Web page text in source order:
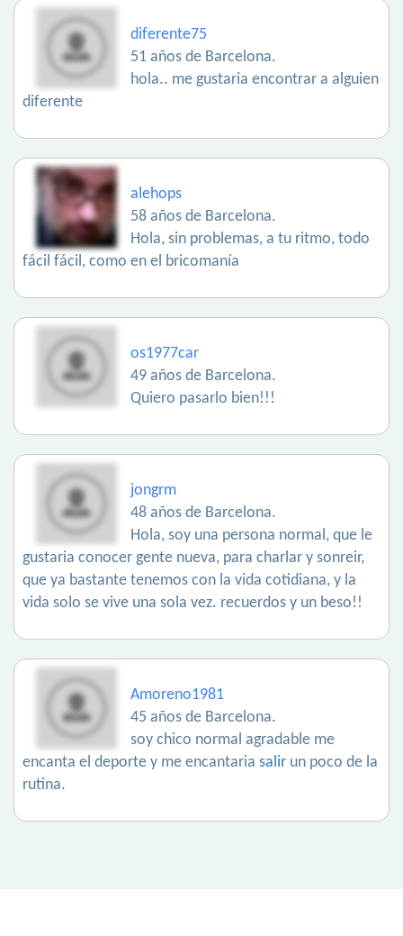
diferente75
51 años de Barcelona.
hola.. me gustaria encontrar a alguien
diferente
alehops
58 años de Barcelona.
Hola, sin problemas, a tu ritmo, todo
fácil fácil, como en el bricomanía
os1977car
49 años de Barcelona.
Quiero pasarlo bien!!!
jongrm
48 años de Barcelona.
Hola, soy una persona normal, que le
gustaria conocer gente nueva, para charlar y sonreir,
que ya bastante tenemos con la vida cotidiana, y la
vida solo se vive una sola vez. recuerdos y un beso!!
Amoreno1981
45 años de Barcelona.
soy chico normal agradable me
encanta el deporte y me encantaria salir un poco de la
rutina.